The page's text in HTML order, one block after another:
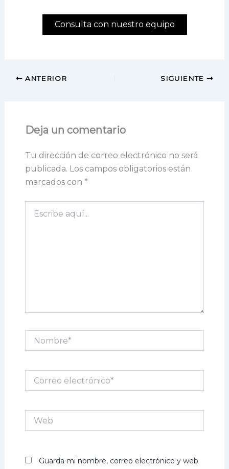
Consulta con nuestro equipo
ANTERIOR SIGUIENTE
Deja un comentario
Tu dirección de correo electrónico no será
publicada. Los campos obligatorios están
marcados con *
aquí...
Nombre*
electrónico*
Guarda mi nombre, correo electrónico y web